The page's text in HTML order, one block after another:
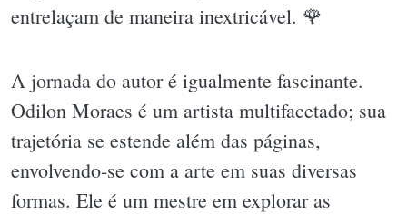
entrelaçam de maneira inextricável. 🌹
A jornada do autor é igualmente fascinante.
Odilon Moraes é um artista multifacetado; sua
trajetória se estende além das páginas,
envolvendo-se com a arte em suas diversas
formas. Ele é um mestre em explorar as